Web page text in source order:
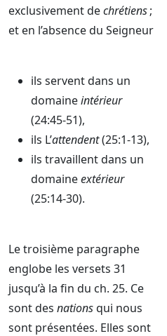
exclusivement dechrétiens;
et en l’absence du Seigneur
ils servent dans un
domaineintérieur
(24:45-51),
ils L’attendent(25:1-13),
ils travaillent dans un
domaineextérieur
(25:14-30).
Le troisième paragraphe
englobe les versets 31
jusqu’à la fin du ch. 25. Ce
sont des nationsqui nous
sont présentées. Elles sont